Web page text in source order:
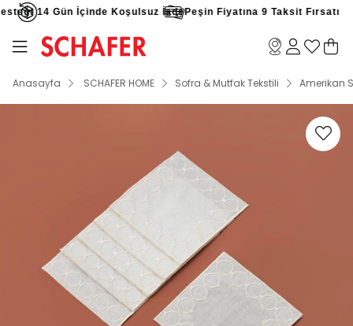
14 Gün İçinde Koşulsuz İadePeşin Fiyatına 9 Taksit Fırsatı
Anasayfa SCHAFER HOME Sofra & Mutfak Tekstili Amerikan